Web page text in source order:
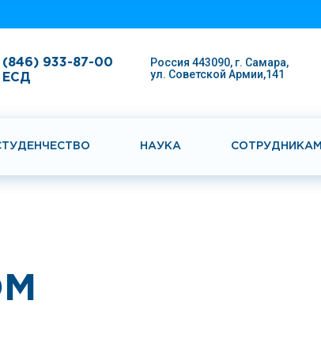
(846) 933-87-00
ЕСД
Россия 443090, г. Самара,
ул. Советской Армии,141
НАУКА СОТРУДНИКАМ